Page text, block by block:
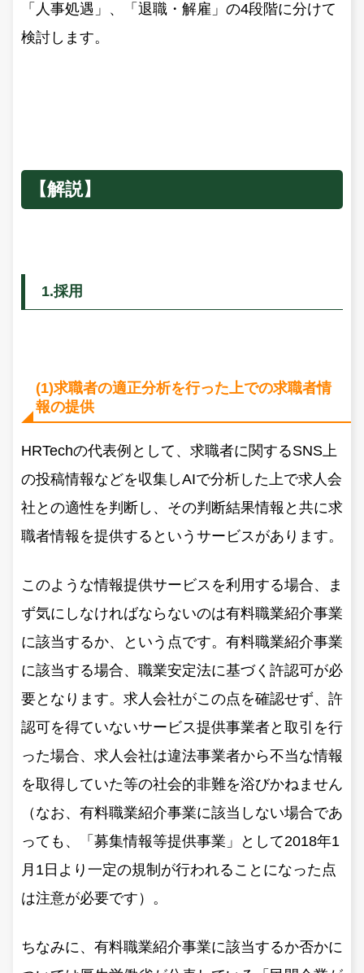
「人事処遇」、「退職・解雇」の4段階に分けて
検討します。
【解説】
1.採用
(1)求職者の適正分析を行った上での求職者情
報の提供
HRTechの代表例として、求職者に関するSNS上
の投稿情報などを収集しAIで分析した上で求人会
社との適性を判断し、その判断結果情報と共に求
職者情報を提供するというサービスがあります。
このような情報提供サービスを利用する場合、ま
ず気にしなければならないのは有料職業紹介事業
に該当するか、という点です。有料職業紹介事業
に該当する場合、職業安定法に基づく許認可が必
要となります。求人会社がこの点を確認せず、許
認可を得ていないサービス提供事業者と取引を行
った場合、求人会社は違法事業者から不当な情報
を取得していた等の社会的非難を浴びかねません
（なお、有料職業紹介事業に該当しない場合であ
っても、「募集情報等提供事業」として2018年1
月1日より一定の規制が行われることになった点
は注意が必要です）。
ちなみに、有料職業紹介事業に該当するか否かに